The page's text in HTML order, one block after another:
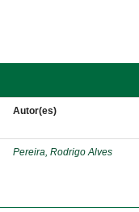
Autor(es)
Pereira, Rodrigo Alves